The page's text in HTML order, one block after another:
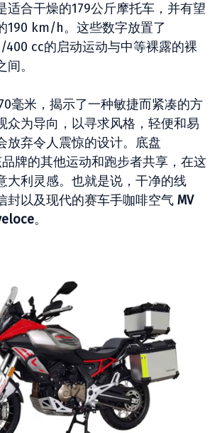
适合干燥的179公斤摩托车，并有望
190 km/h。这些数字放置了
400 cc的启动运动与中等裸露的裸
。
毫米，揭示了一种敏捷而紧凑的方
众为导向，以寻求风格，轻便和易
放弃令人震惊的设计。底盘
品牌的其他运动和跑步者共享，在这
大利灵感。也就是说，干净的线
封以及现代的赛车手咖啡空气 MV
。